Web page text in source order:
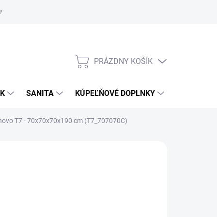
NÁKUPNÝ
PRÁZDNY KOŠÍK
SANITA KÚPEĽŇOVÉ DOPLNKY
T7 - 70x70x70x190 cm (T7_707070C)